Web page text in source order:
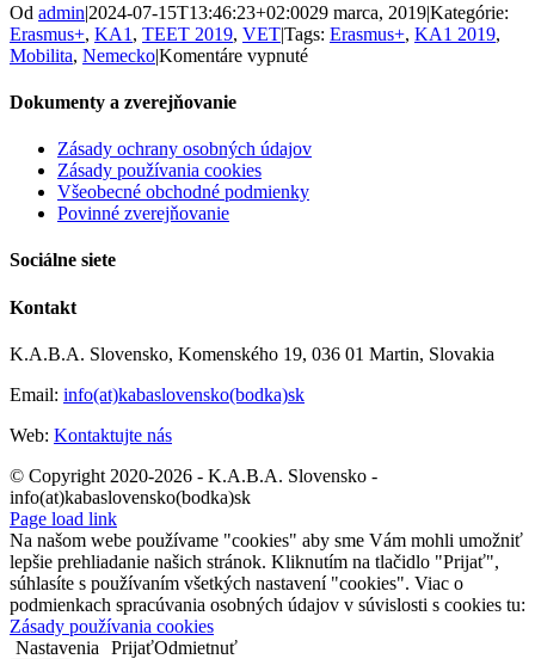
Od admin|2024-07-15T13:46:23+02:0029 marca, 2019|Kategórie:
Erasmus+, KA1 , TEET 2019, VET|Tags: Erasmus+, KA1 2019,
Mobilita, Nemecko|Komentáre vypnuténa
MT
Lipsku
Dokumenty a zverejňovanie
Zásady ochrany osobných údajov
Zásady používania cookies
Všeobecné obchodné podmienky
Povinné zverejňovanie
Sociálne siete
Kontakt
K.A.B.A. Slovensko, Komenského 19, 036 01 Martin, Slovakia
Email: info(at)kabaslovensko(bodka)sk
Web: Kontaktujte nás
© Copyright 2020-2026 - K.A.B.A. Slovensko -
info(at)kabaslovensko(bodka)sk
Page load link
Na našom webe používame "cookies" aby sme Vám mohli umožniť
lepšie prehliadanie našich stránok. Kliknutím na tlačidlo "Prijať",
súhlasíte s používaním všetkých nastavení "cookies". Viac o
podmienkach spracúvania osobných údajov v súvislosti s cookies tu:
Zásady používania cookies
Nastavenia
PrijaťOdmietnuť